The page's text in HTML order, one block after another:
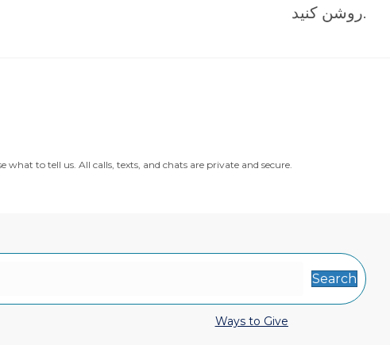
روشن کنید.
to tell us. All calls, texts, and chats are private and secure.
Search
Ways to Give